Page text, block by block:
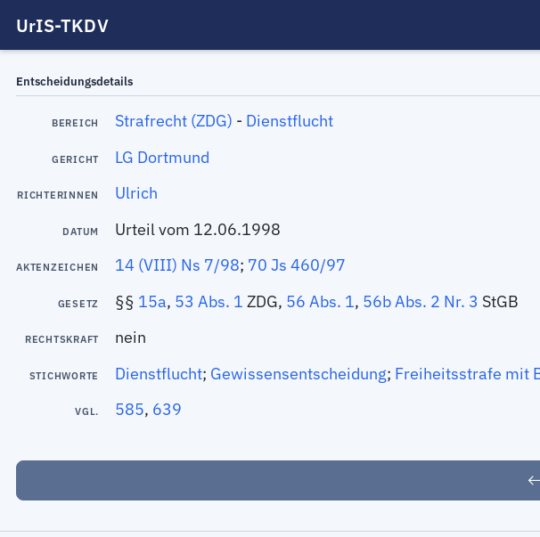
UrIS-TKDV
Entscheidungsdetails
BEREICH Strafrecht (ZDG) - Dienstflucht
GERICHT LG Dortmund
RICHTERINNEN Ulrich
DATUM Urteil vom 12.06.1998
AKTENZEICHEN 14 (VIII) Ns 7/98; 70 Js 460/97
GESETZ §§ 15a, 53 Abs. 1 ZDG, 56 Abs. 1, 56b Abs. 2 Nr. 3 StGB
RECHTSKRAFT nein
STICHWORTE Dienstflucht; Gewissensentscheidung; Freiheitsstrafe mit
VGL. 585, 639